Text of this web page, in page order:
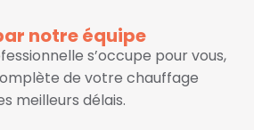
notre équipe
s’occupe pour vous,
de votre chauffage
meilleurs délais.